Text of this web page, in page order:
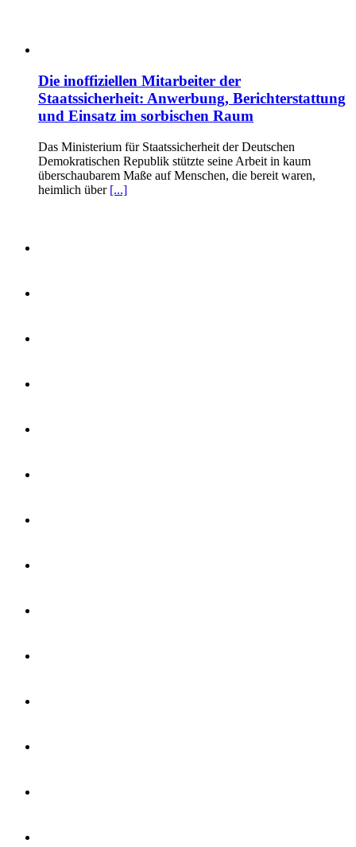
Die inoffiziellen Mitarbeiter der
Staatssicherheit: Anwerbung, Berichterstattung
und Einsatz im sorbischen Raum
Das Ministerium für Staatssicherheit der Deutschen
Demokratischen Republik stützte seine Arbeit in kaum
überschaubarem Maße auf Menschen, die bereit waren,
heimlich über [...]